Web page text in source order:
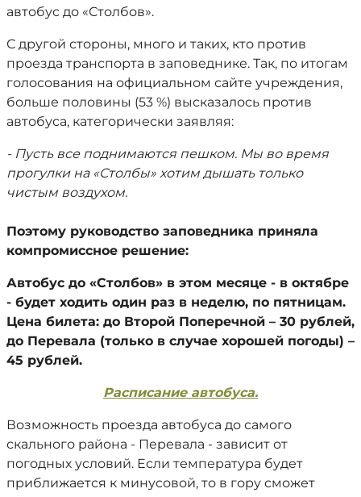
автобус до «Столбов».
С другой стороны, много и таких, кто против
проезда транспорта в заповеднике. Так, по итогам
голосования на официальном сайте учреждения,
больше половины (53 %) высказалось против
автобуса, категорически заявляя:
- Пусть все поднимаются пешком. Мы во время
прогулки на «Столбы» хотим дышать только
чистым воздухом.
Поэтому руководство заповедника приняла
компромиссное решение:
Автобус до «Столбов» в этом месяце - в октябре
- будет ходить один раз в неделю, по пятницам.
Цена билета: до Второй Поперечной – 30 рублей,
до Перевала (только в случае хорошей погоды) –
45 рублей.
Расписание автобуса.
Возможность проезда автобуса до самого
скального района - Перевала - зависит от
погодных условий. Если температура будет
приближается к минусовой, то в гору сможет